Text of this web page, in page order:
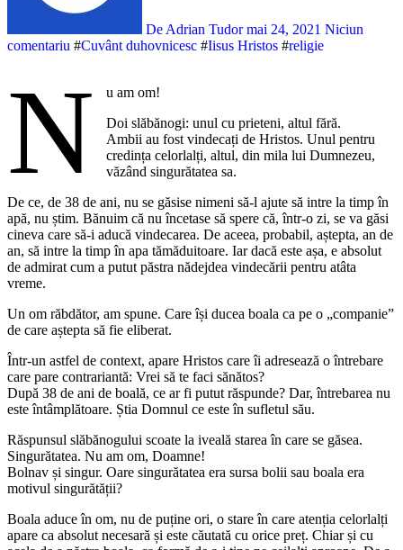
De Adrian Tudormai 24, 2021 Niciun
comentariu #Cuvânt duhovnicesc #Iisus Hristos #religie
N
u am om!
Doi slăbănogi: unul cu prieteni, altul fără.
Ambii au fost vindecați de Hristos. Unul pentru
credința celorlalți, altul, din mila lui Dumnezeu,
văzând singurătatea sa.
De ce, de 38 de ani, nu se găsise nimeni să-l ajute să intre la timp în
apă, nu știm. Bănuim că nu încetase să spere că, într-o zi, se va găsi
cineva care să-i aducă vindecarea. De aceea, probabil, aștepta, an de
an, să intre la timp în apa tămăduitoare. Iar dacă este așa, e absolut
de admirat cum a putut păstra nădejdea vindecării pentru atâta
vreme.
Un om răbdător, am spune. Care își ducea boala ca pe o „companie”
de care aștepta să fie eliberat.
Într-un astfel de context, apare Hristos care îi adresează o întrebare
care pare contrariantă: Vrei să te faci sănătos?
După 38 de ani de boală, ce ar fi putut răspunde? Dar, întrebarea nu
este întâmplătoare. Știa Domnul ce este în sufletul său.
Răspunsul slăbănogului scoate la iveală starea în care se găsea.
Singurătatea. Nu am om, Doamne!
Bolnav și singur. Oare singurătatea era sursa bolii sau boala era
motivul singurătății?
Boala aduce în om, nu de puține ori, o stare în care atenția celorlalți
apare ca absolut necesară și este căutată cu orice preț. Chiar și cu